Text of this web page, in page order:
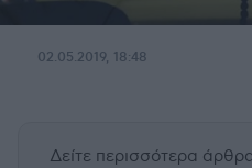
02.05.2019, 18:48
Δείτε περισσότερα